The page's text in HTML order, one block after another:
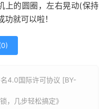
上的圆圈，左右晃动(保持
就可以啦！
0)
4.0国际许可协议 [BY-
，几步轻松搞定》